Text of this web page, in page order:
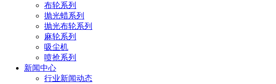
布轮系列
抛光蜡系列
抛光布轮系列
麻轮系列
吸尘机
喷抢系列
新闻中心
行业新闻动态